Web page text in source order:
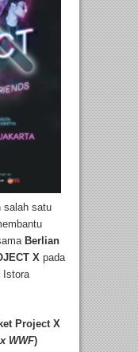
salah satu
Berlian
X pada
Istora
Project X
WWF)